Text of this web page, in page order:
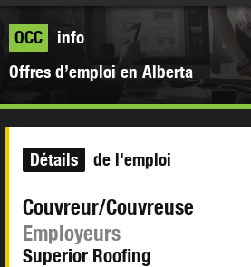
OCC
info
Offres d’emploi en Alberta
Détails de l'emploi
Couvreur/Couvreuse
Employeurs
Superior Roofing